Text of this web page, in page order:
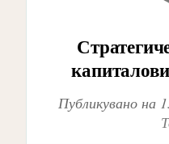
Публикувано на